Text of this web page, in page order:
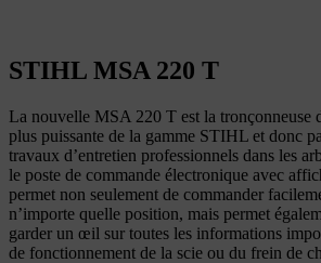
STIHL MSA 220 T
La nouvelle MSA 220 T est la tronçonneuse
plus puissante de la gamme STIHL et donc
travaux d’entretien professionnels dans les
le poste de commande électronique avec
permet non seulement de commander
n’importe quelle position, mais permet
garder un œil sur toutes les informations
de fonctionnement de la scie ou du frein de